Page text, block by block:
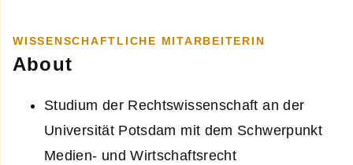
WISSENSCHAFTLICHE MITARBEITERIN
About
Studium der Rechtswissenschaft an der
Universität Potsdam mit dem Schwerpunkt
Medien- und Wirtschaftsrecht